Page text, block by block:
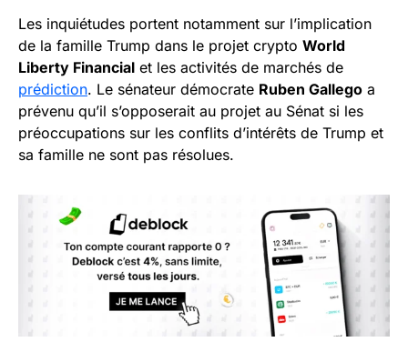
Les inquiétudes portent notamment sur l’implication
de la famille Trump dans le projet crypto World
Liberty Financial et les activités de marchés de
prédiction. Le sénateur démocrate Ruben Gallego a
prévenu qu’il s’opposerait au projet au Sénat si les
préoccupations sur les conflits d’intérêts de Trump et
sa famille ne sont pas résolues.